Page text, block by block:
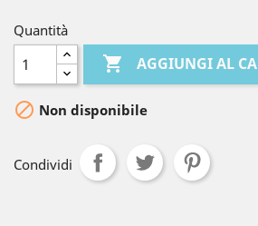
Quantità
 AGGIUNGI AL
 Non disponibile
Condividi